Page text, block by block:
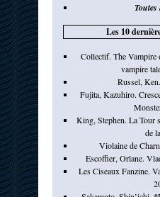
Toutes
Les 10
Collectif. The Vampire
vampire
Russel,
Fujita, Kazuhiro.
King, Stephen. La Tour
de
Violaine de
Escoffier, Orlane.
Les Ciseaux Fanzine.